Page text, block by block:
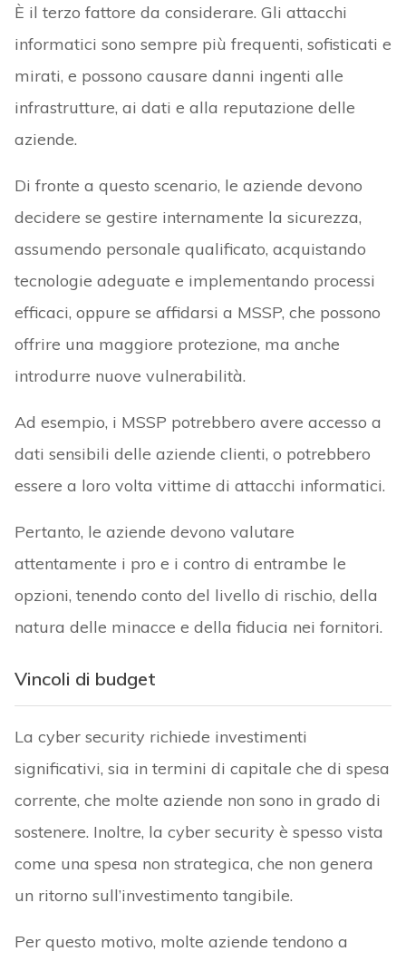
È il terzo fattore da considerare. Gli attacchi
informatici sono sempre più frequenti, sofisticati e
mirati, e possono causare danni ingenti alle
infrastrutture, ai dati e alla reputazione delle
aziende.
Di fronte a questo scenario, le aziende devono
decidere se gestire internamente la sicurezza,
assumendo personale qualificato, acquistando
tecnologie adeguate e implementando processi
efficaci, oppure se affidarsi a MSSP, che possono
offrire una maggiore protezione, ma anche
introdurre nuove vulnerabilità.
Ad esempio, i MSSP potrebbero avere accesso a
dati sensibili delle aziende clienti, o potrebbero
essere a loro volta vittime di attacchi informatici.
Pertanto, le aziende devono valutare
attentamente i pro e i contro di entrambe le
opzioni, tenendo conto del livello di rischio, della
natura delle minacce e della fiducia nei fornitori.
Vincoli di budget
La cyber security richiede investimenti
significativi, sia in termini di capitale che di spesa
corrente, che molte aziende non sono in grado di
sostenere. Inoltre, la cyber security è spesso vista
come una spesa non strategica, che non genera
un ritorno sull’investimento tangibile.
Per questo motivo, molte aziende tendono a